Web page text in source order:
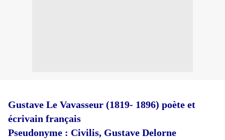
Gustave Le Vavasseur (1819- 1896) poète et
écrivain français
Pseudonyme : Civilis, Gustave Delorne